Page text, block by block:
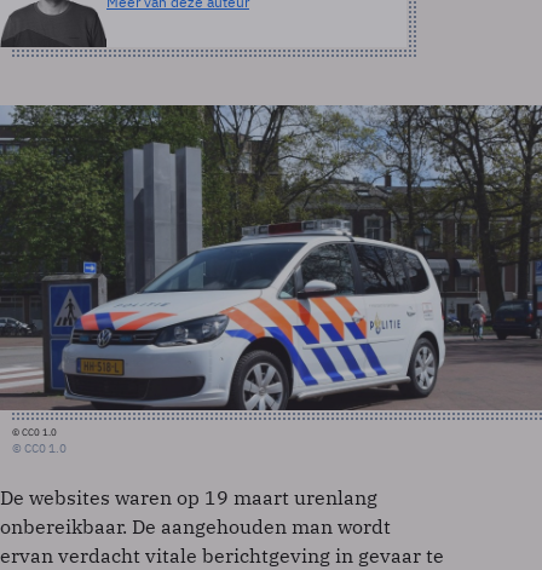
© CC0 1.0
© CC0 1.0
De websites waren op 19 maart urenlang
onbereikbaar. De aangehouden man wordt
ervan verdacht vitale berichtgeving in gevaar te